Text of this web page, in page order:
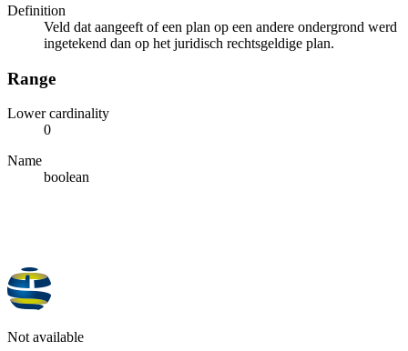
Definition
Veld dat aangeeft of een plan op een andere ondergrond werd
ingetekend dan op het juridisch rechtsgeldige plan.
Range
Lower cardinality
0
Name
boolean
Not available